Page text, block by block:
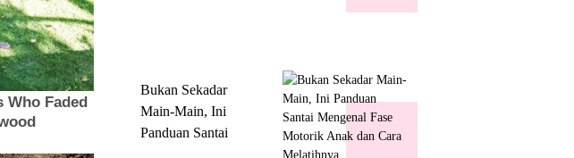
Bukan Sekadar
Main-Main, Ini
Panduan Santai